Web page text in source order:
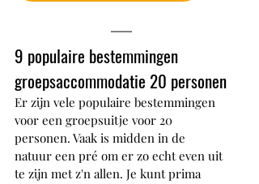
9 populaire bestemmingen
groepsaccommodatie 20 personen
Er zijn vele populaire bestemmingen
voor een groepsuitje voor 20
personen. Vaak is midden in de
natuur een pré om er zo echt even uit
te zijn met z'n allen. Je kunt prima